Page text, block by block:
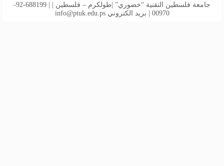
جامعة فلسطين التقنية “خضوري” |طولكرم – فلسطين | | 688199-92-
00970 | بريد الكتروني
info@ptuk.edu.ps